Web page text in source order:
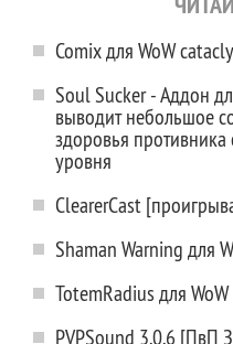
Comix для WoW
Soul Sucker - Аддон
выводит небольшое
здоровья противника
уровня
ClearerCast
Shaman Warning для
TotemRadius для
PVPSound 3.0.6 [ПвП